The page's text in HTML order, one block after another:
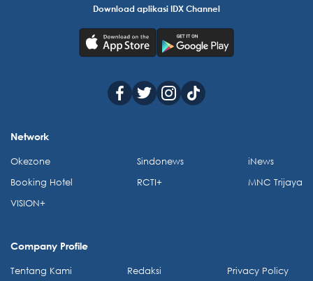
Download aplikasi IDX Channel
Network
Okezone
Booking Hotel
VISION+
Sindonews
RCTI+
iNews
MNC Trijaya
Company Profile
Tentang Kami Redaksi Privacy Policy